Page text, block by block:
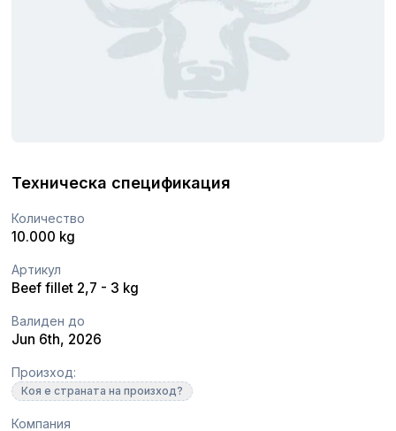
Техническа спецификация
Количество
10.000 kg
Артикул
Beef fillet 2,7 - 3 kg
Валиден до
Jun 6th, 2026
Произход:
Коя е страната на произход?
Компания